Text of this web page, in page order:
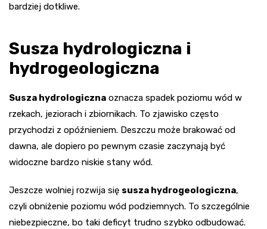
bardziej dotkliwe.
Susza hydrologiczna i
hydrogeologiczna
Susza hydrologiczna oznacza spadek poziomu wód w
rzekach, jeziorach i zbiornikach. To zjawisko często
przychodzi z opóźnieniem. Deszczu może brakować od
dawna, ale dopiero po pewnym czasie zaczynają być
widoczne bardzo niskie stany wód.
Jeszcze wolniej rozwija się susza hydrogeologiczna,
czyli obniżenie poziomu wód podziemnych. To szczególnie
niebezpieczne, bo taki deficyt trudno szybko odbudować.